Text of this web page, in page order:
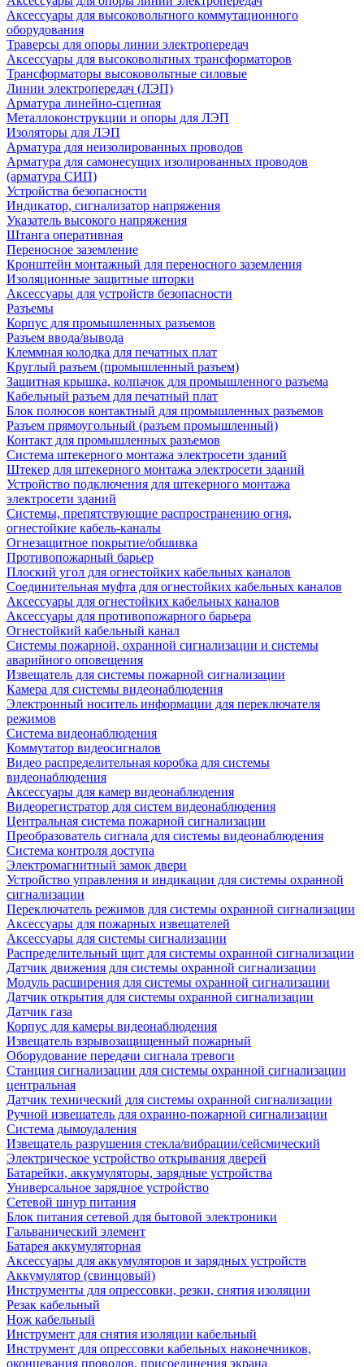
Аксессуары для высоковольтного коммутационного
оборудования
Траверсы для опоры линии электропередач
Аксессуары для высоковольтных трансформаторов
Трансформаторы высоковольтные силовые
Линии электропередач (ЛЭП)
Арматура линейно-сцепная
Металлоконструкции и опоры для ЛЭП
Изоляторы для ЛЭП
Арматура для неизолированных проводов
Арматура для самонесущих изолированных проводов
(арматура СИП)
Устройства безопасности
Индикатор, сигнализатор напряжения
Указатель высокого напряжения
Штанга оперативная
Переносное заземление
Кронштейн монтажный для переносного заземления
Изоляционные защитные шторки
Аксессуары для устройств безопасности
Разъемы
Корпус для промышленных разъемов
Разъем ввода/вывода
Клеммная колодка для печатных плат
Круглый разъем (промышленный разъем)
Защитная крышка, колпачок для промышленного разъема
Кабельный разъем для печатный плат
Блок полюсов контактный для промышленных разъемов
Разъем прямоугольный (разъем промышленный)
Контакт для промышленных разъемов
Система штекерного монтажа электросети зданий
Штекер для штекерного монтажа электросети зданий
Устройство подключения для штекерного монтажа
электросети зданий
Системы, препятствующие распространению огня,
огнестойкие кабель-каналы
Огнезащитное покрытие/обшивка
Противопожарный барьер
Плоский угол для огнестойких кабельных каналов
Соединительная муфта для огнестойких кабельных каналов
Аксессуары для огнестойких кабельных каналов
Аксессуары для противопожарного барьера
Огнестойкий кабельный канал
Системы пожарной, охранной сигнализации и системы
аварийного оповещения
Извещатель для системы пожарной сигнализации
Камера для системы видеонаблюдения
Электронный носитель информации для переключателя
режимов
Система видеонаблюдения
Коммутатор видеосигналов
Видео распределительная коробка для системы
видеонаблюдения
Аксессуары для камер видеонаблюдения
Видеорегистратор для систем видеонаблюдения
Центральная система пожарной сигнализации
Преобразователь сигнала для системы видеонаблюдения
Система контроля доступа
Электромагнитный замок двери
Устройство управления и индикации для системы охранной
сигнализации
Переключатель режимов для системы охранной сигнализации
Аксессуары для пожарных извещателей
Аксессуары для системы сигнализации
Распределительный щит для системы охранной сигнализации
Датчик движения для системы охранной сигнализации
Модуль расширения для системы охранной сигнализации
Датчик открытия для системы охранной сигнализации
Датчик газа
Корпус для камеры видеонаблюдения
Извещатель взрывозащищенный пожарный
Оборудование передачи сигнала тревоги
Станция сигнализации для системы охранной сигнализации
центральная
Датчик технический для системы охранной сигнализации
Ручной извещатель для охранно-пожарной сигнализации
Система дымоудаления
Извещатель разрушения стекла/вибрации/сейсмический
Электрическое устройство открывания дверей
Батарейки, аккумуляторы, зарядные устройства
Универсальное зарядное устройство
Сетевой шнур питания
Блок питания сетевой для бытовой электроники
Гальванический элемент
Батарея аккумуляторная
Аксессуары для аккумуляторов и зарядных устройств
Аккумулятор (свинцовый)
Инструменты для опрессовки, резки, снятия изоляции
Резак кабельный
Нож кабельный
Инструмент для снятия изоляции кабельный
Инструмент для опрессовки кабельных наконечников,
оконцевания проводов, присоединения экрана